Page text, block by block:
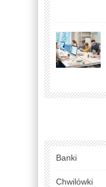
Banki
Chwilówki